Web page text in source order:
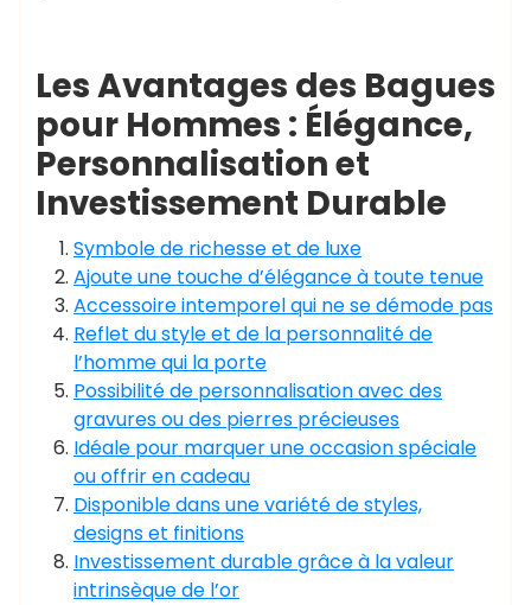
Les Avantages des Bagues
pour Hommes : Élégance,
Personnalisation et
Investissement Durable
Symbole de richesse et de luxe
Ajoute une touche d’élégance à toute tenue
Accessoire intemporel qui ne se démode pas
Reflet du style et de la personnalité de
l’homme qui la porte
Possibilité de personnalisation avec des
gravures ou des pierres précieuses
Idéale pour marquer une occasion spéciale
ou offrir en cadeau
Disponible dans une variété de styles,
designs et finitions
Investissement durable grâce à la valeur
intrinsèque de l’or